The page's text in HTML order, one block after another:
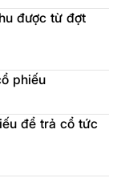
được từ đợt
phiếu
để trả cổ tức